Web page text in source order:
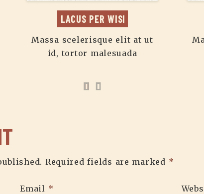
LACUS PER WISI
Massa scelerisque elit at ut
id, tortor malesuada
Required fields are marked *
Email *